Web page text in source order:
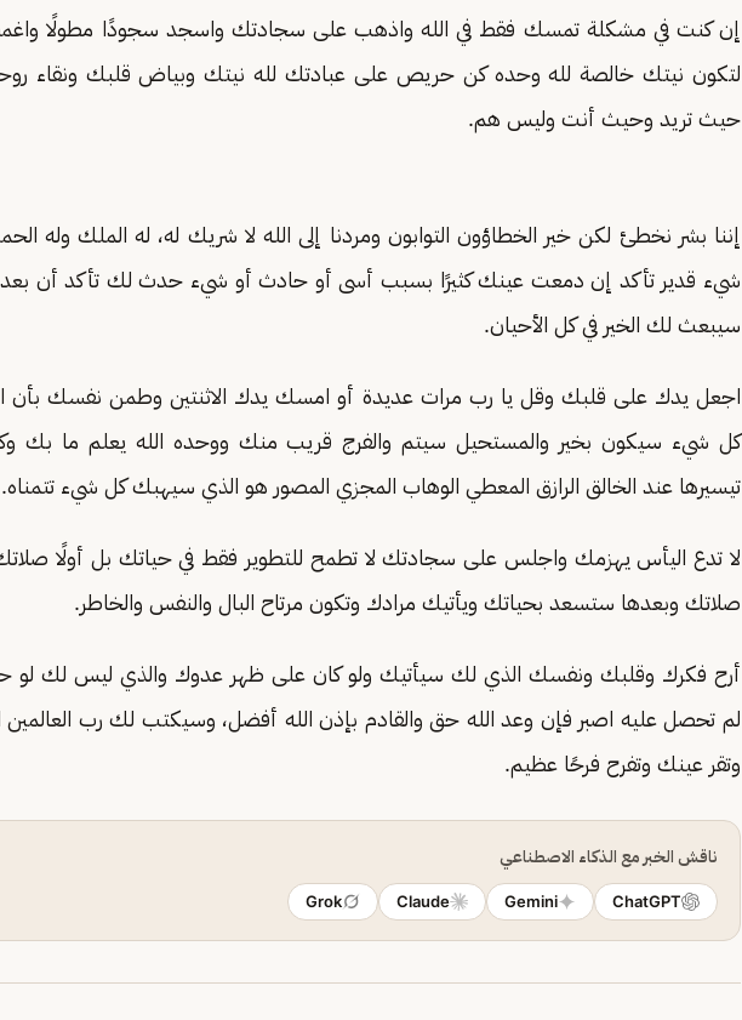
إن كنت في مشكلة تمسك فقط في الله واذهب على سجادتك واسجد سجودًا مطولًا
لتكون نيتك خالصة لله وحده كن حريص على عبادتك لله نيتك وبياض قلبك ونقاء
حيث تريد وحيث أنت وليس هم.
إننا بشر نخطئ لكن خير الخطاؤون التوابون ومردنا إلى الله لا شريك له، له الملك وله
شيء قدير تأكد إن دمعت عينك كثيرًا بسبب أسى أو حادث أو شيء حدث لك تأكد أن
سيبعث لك الخير في كل الأحيان.
اجعل يدك على قلبك وقل يا رب مرات عديدة أو امسك يدك الاثنتين وطمن نفسك بأن
كل شيء سيكون بخير والمستحيل سيتم والفرج قريب منك ووحده الله يعلم ما بك
تيسيرها عند الخالق الرازق المعطي الوهاب المجزي المصور هو الذي سيهبك كل شيء تتمناه.
لا تدع اليأس يهزمك واجلس على سجادتك لا تطمح للتطوير فقط في حياتك بل أولًا
صلاتك وبعدها ستسعد بحياتك ويأتيك مرادك وتكون مرتاح البال والنفس والخاطر.
أرح فكرك وقلبك ونفسك الذي لك سيأتيك ولو كان على ظهر عدوك والذي ليس لك لو
لم تحصل عليه اصبر فإن وعد الله حق والقادم بإذن الله أفضل، وسيكتب لك رب
وتقر عينك وتفرح فرحًا عظيم.
ناقش الخبر مع الذكاء الاصطناعي
ChatGPT
Gemini
Claude
Grok